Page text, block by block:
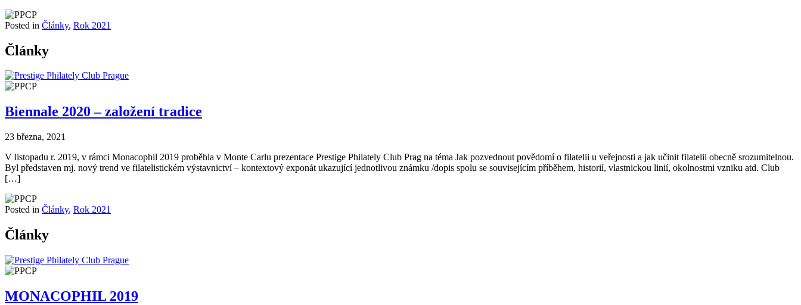
Posted in Články, Rok 2021
Články
Biennale 2020 – založení tradice
23 března, 2021
V listopadu r. 2019, v rámci Monacophil 2019 proběhla v Monte Carlu prezentace Prestige Philately Club Prag na téma Jak pozvednout povědomí o filatelii u veřejnosti a jak učinit filatelii obecně srozumitelnou.
Byl představen mj. nový trend ve filatelistickém výstavnictví – kontextový exponát ukazující jednotlivou známku /dopis spolu se souvisejícím příběhem, historií, vlastnickou linií, okolnostmi vzniku atd. Club
[…]
Posted in Články, Rok 2021
Články
MONACOPHIL 2019